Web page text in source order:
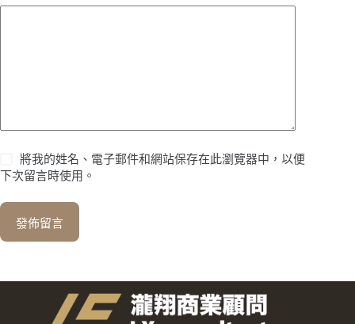
將我的姓名、電子郵件和網站保存在此瀏覽器中，以便
下次留言時使用。
發佈留言